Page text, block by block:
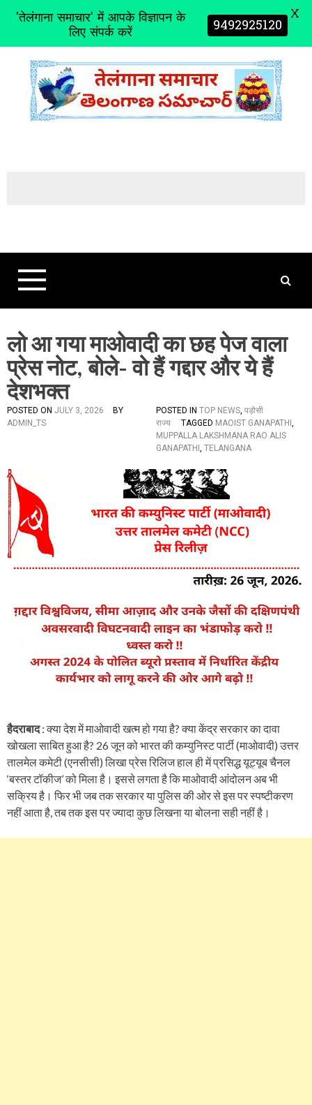
t
लो आ गया माओवादी का छह पेज वाला
प्रेस नोट, बोले- वो हैं गद्दार और ये हैं
देशभक्त
POSTED ON JULY 3, 2026
BY
ADMIN_TS
POSTED IN TOP NEWS, पड़ोसी
राज्य
TAGGED MAOIST GANAPATHI ,
MUPPALLA LAKSHMANA RAO ALIS
GANAPATHI , TELANGANA
हैदराबाद: क्या देश में माओवादी खत्म हो गया है? क्या केंद्र सरकार का दावा
खोखला साबित हुआ है? 26 जून को भारत की कम्युनिस्ट पार्टी (माओवादी) उत्तर
तालमेल कमेटी (एनसीसी) लिखा प्रेस रिलिज हाल ही में प्रसिद्ध यूट्यूब चैनल
‘बस्तर टॉकीज’ को मिला है। इससे लगता है कि माओवादी आंदोलन अब भी
सक्रिय है। फिर भी जब तक सरकार या पुलिस की ओर से इस पर स्पष्टीकरण
नहीं आता है, तब तक इस पर ज्यादा कुछ लिखना या बोलना सही नहीं है।
'तेलंगाना समाचार' में आपके विज्ञापन के
लिए संपर्क करें 9492925120 X